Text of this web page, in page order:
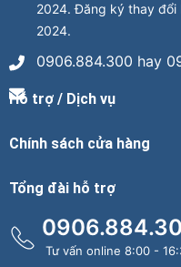
2024. Đăng ký thay đổi
2024.
0906.884.300 hay
Hỗ trợ / Dịch vụ
Chính sách cửa hàng
Tổng đài hỗ trợ
Tư vấn online 8:00 -